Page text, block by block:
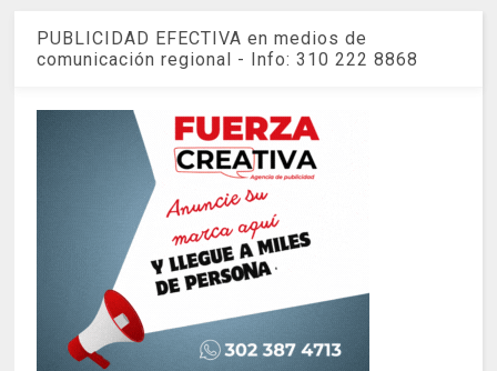
PUBLICIDAD EFECTIVA en medios de
comunicación regional - Info: 310 222 8868